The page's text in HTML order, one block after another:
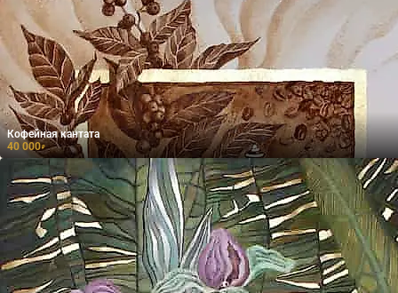
Кофейная кантата
40 000₽